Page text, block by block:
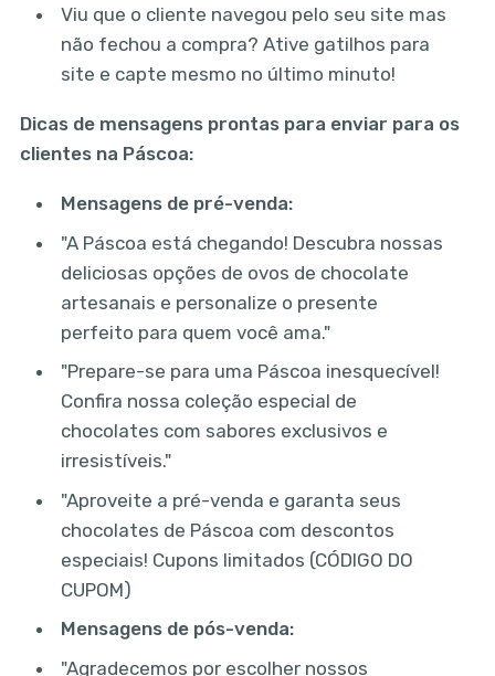
Viu que o cliente navegou pelo seu site mas
não fechou a compra? Ative gatilhos para
site e capte mesmo no último minuto!
Dicas de mensagens prontas para enviar para os
clientes na Páscoa:
Mensagens de pré-venda:
"A Páscoa está chegando! Descubra nossas
deliciosas opções de ovos de chocolate
artesanais e personalize o presente
perfeito para quem você ama."
"Prepare-se para uma Páscoa inesquecível!
Confira nossa coleção especial de
chocolates com sabores exclusivos e
irresistíveis."
"Aproveite a pré-venda e garanta seus
chocolates de Páscoa com descontos
especiais! Cupons limitados (CÓDIGO DO
CUPOM)
Mensagens de pós-venda:
"Agradecemos por escolher nossos